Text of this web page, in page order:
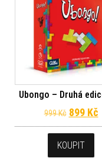
Ubongo – Druhá
999Kč 899 Kč
KOUPIT